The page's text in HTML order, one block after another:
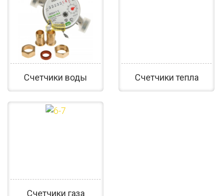
Счетчики воды Счетчики тепла
Счетчики газа